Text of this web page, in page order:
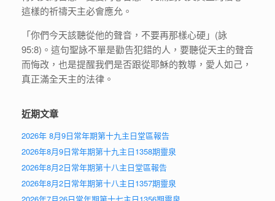
這樣的祈禱天主必會應允。
「你們今天該聽從他的聲音，不要再那樣心硬」(詠
95:8)。這句聖詠不單是勸告犯錯的人，要聽從天主的聲音
而悔改，也是提醒我們是否跟從耶穌的教導，愛人如己，
真正滿全天主的法律。
近期文章
2026年 8月9日常年期第十九主日堂區報告
2026年8月9日常年期第十九主日1358期靈泉
2026年8月2日常年期第十八主日堂區報告
2026年8月2日常年期第十八主日1357期靈泉
2026年7月26日常年期第十七主日1356期靈泉